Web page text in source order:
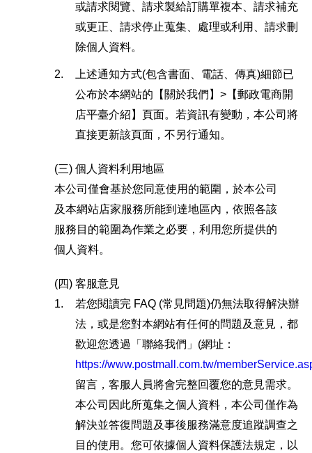
或請求閱覽、請求製給訂購單複本、請求補充
或更正、請求停止蒐集、處理或利用、請求刪
除個人資料。
2.
上述通知方式(包含書面、電話、傳真)細節已
公布於本網站的【關於我們】>【郵政電商開
店平臺介紹】頁面。若資訊有變動，本公司將
直接更新該頁面，不另行通知。
(三) 個人資料利用地區
本公司僅會基於您同意使用的範圍，於本公司
及本網站店家服務所能到達地區內，依照各該
服務目的範圍為作業之必要，利用您所提供的
個人資料。
(四) 客服意見
1.
若您閱讀完 FAQ (常見問題)仍無法取得解決辦
法，或是您對本網站有任何的問題及意見，都
歡迎您透過「聯絡我們」(網址：
https://www.postmall.com.tw/
留言，客服人員將會完整回覆您的意見需求。
本公司因此所蒐集之個人資料，本公司僅作為
解決並答復問題及事後服務滿意度追蹤調查之
目的使用。您可依據個人資料保護法規定，以